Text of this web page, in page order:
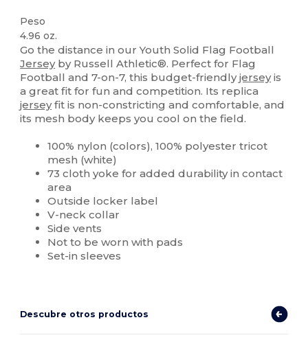
Peso
4.96 oz.
Go the distance in our Youth Solid Flag Football
Jerseyby Russell Athletic®. Perfect for Flag
Football and 7-on-7, this budget-friendlyjerseyis
a great fit for fun and competition. Its replica
jerseyfit is non-constricting and comfortable, and
its mesh body keeps you cool on the field.
100% nylon (colors), 100% polyester tricot
mesh (white)
73 cloth yoke for added durability in contact
area
Outside locker label
V-neck collar
Side vents
Not to be worn with pads
Set-in sleeves
Descubre otros productos